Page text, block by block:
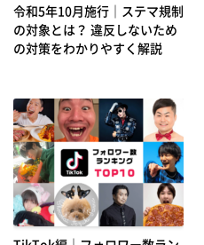
令和5年10月施行｜ステマ規制
の対象とは？ 違反しないため
の対策をわかりやすく解説